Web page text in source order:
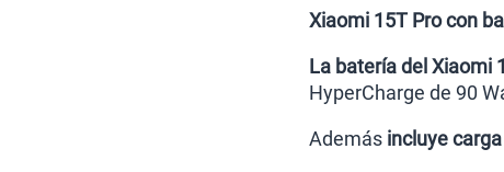
Xiaomi 15T Pro con
La batería del Xiaomi
HyperCharge de 90
Además incluye